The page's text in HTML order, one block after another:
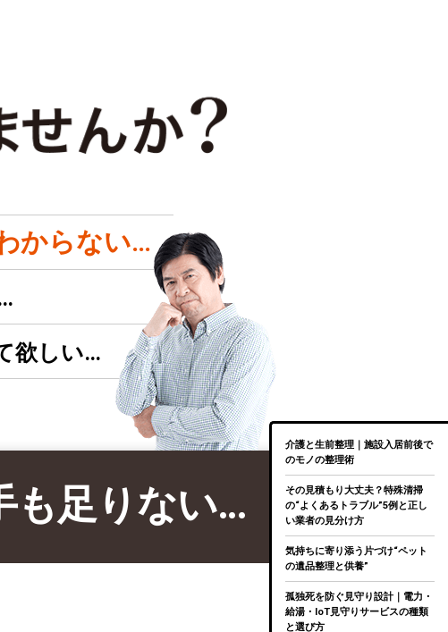
からない…
欲しい…
も足りない…
介護と生前整理｜施設入居前後で
のモノの整理術
その見積もり大丈夫？特殊清掃
の“よくあるトラブル”5例と正し
い業者の見分け方
気持ちに寄り添う片づけ“ペット
の遺品整理と供養”
孤独死を防ぐ見守り設計｜電力・
給湯・IoT見守りサービスの種類
と選び方